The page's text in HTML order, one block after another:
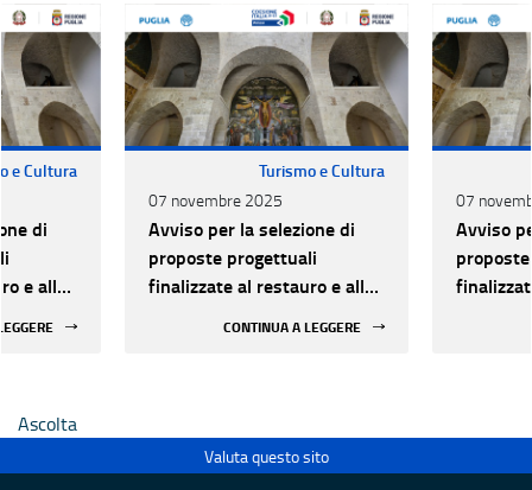
e Cultura
di
e alla
Turismo e Cultura
07 novembre 2025
Avviso per la selezione di
proposte progettuali
finalizzate al restauro e alla
CONTINUA A LEGGERE
07
Avviso
Ascolta
Valuta questo sito